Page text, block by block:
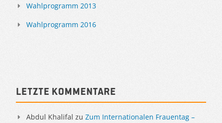
Wahlprogramm 2013
Wahlprogramm 2016
Letzte Kommentare
Abdul Khalifal zu Zum Internationalen Frauentag –